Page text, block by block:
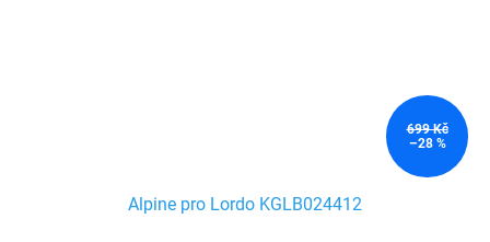
699 Kč
–28 %
Alpine pro Lordo KGLB024412